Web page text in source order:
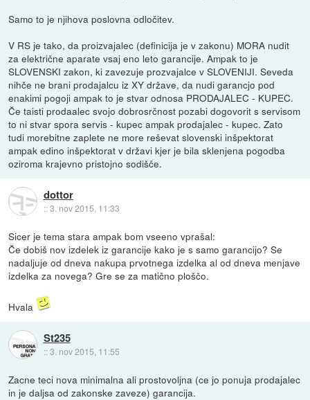
Samo to je njihova poslovna odločitev.
V RS je tako, da proizvajalec (definicija je v zakonu) MORA nudit
za električne aparate vsaj eno leto garancije. Ampak to je
SLOVENSKI zakon, ki zavezuje prozvajalce v SLOVENIJI. Seveda
nihče ne brani prodajalcu iz XY države, da nudi garancjo pod
enakimi pogoji ampak to je stvar odnosa PRODAJALEC - KUPEC.
Če taisti prodaalec svojo dobrosrčnost pozabi dogovorit s servisom
to ni stvar spora servis - kupec ampak prodajalec - kupec. Zato
tudi morebitne zaplete ne more reševat slovenski inšpektorat
ampak edino inšpektorat v državi kjer je bila sklenjena pogodba
oziroma krajevno pristojno sodišče.
dottor
::3. nov 2015, 11:33
Sicer je tema stara ampak bom vseeno vprašal:
Če dobiš nov izdelek iz garancije kako je s samo garancijo? Se
nadaljuje od dneva nakupa prvotnega izdelka al od dneva menjave
izdelka za novega? Gre se za matično ploščo.
Hvala
St235
::3. nov 2015, 11:55
Zacne teci nova minimalna ali prostovoljna (ce jo ponuja prodajalec
in je daljsa od zakonske zaveze) garancija.